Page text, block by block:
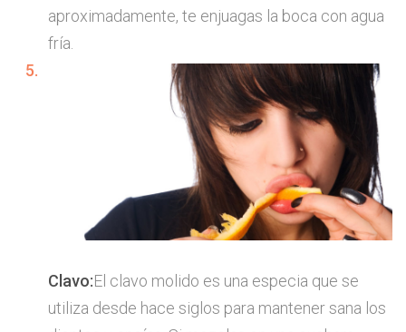
aproximadamente, te enjuagas la boca con agua
fría.
Clavo:El clavo molido es una especia que se
utiliza desde hace siglos para mantener sana los